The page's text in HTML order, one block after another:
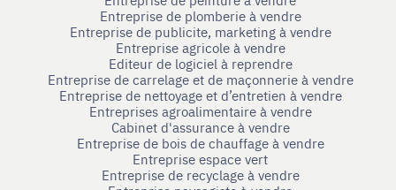
Entreprise de plomberie à vendre
Entreprise de publicite, marketing à vendre
Entreprise agricole à vendre
Editeur de logiciel à reprendre
Entreprise de carrelage et de maçonnerie à vendre
Entreprise de nettoyage et d’entretien à vendre
Entreprises agroalimentaire à vendre
Cabinet d'assurance à vendre
Entreprise de bois de chauffage à vendre
Entreprise espace vert
Entreprise de recyclage à vendre